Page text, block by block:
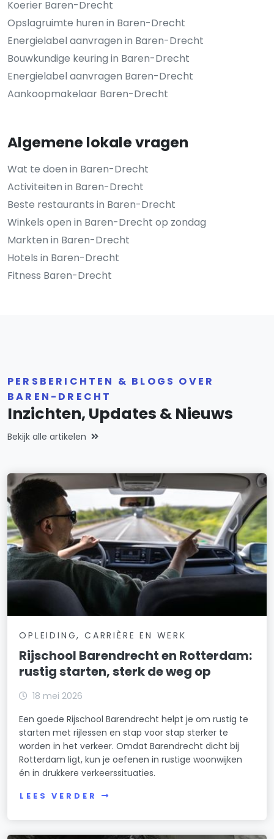
Koerier Baren-Drecht
Opslagruimte huren in Baren-Drecht
Energielabel aanvragen in Baren-Drecht
Bouwkundige keuring in Baren-Drecht
Energielabel aanvragen Baren-Drecht
Aankoopmakelaar Baren-Drecht
Algemene lokale vragen
Wat te doen in Baren-Drecht
Activiteiten in Baren-Drecht
Beste restaurants in Baren-Drecht
Winkels open in Baren-Drecht op zondag
Markten in Baren-Drecht
Hotels in Baren-Drecht
Fitness Baren-Drecht
PERSBERICHTEN & BLOGS OVER
BAREN-DRECHT
Inzichten, Updates & Nieuws
Bekijk alle artikelen
OPLEIDING, CARRIÈRE EN WERK
Rijschool Barendrecht en Rotterdam:
rustig starten, sterk de weg op
18 mei 2026
Een goede Rijschool Barendrecht helpt je om rustig te
starten met rijlessen en stap voor stap sterker te
worden in het verkeer. Omdat Barendrecht dicht bij
Rotterdam ligt, kun je oefenen in rustige woonwijken
én in drukkere verkeerssituaties.
LEES VERDER